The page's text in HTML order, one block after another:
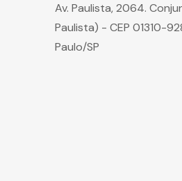
Av. Paulista, 2064.
Paulista) - CEP 01310-
Paulo/SP